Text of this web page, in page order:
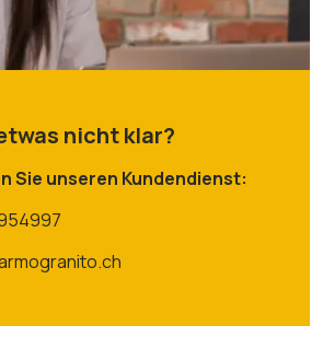
nicht klar?
Sie unseren Kundendienst: